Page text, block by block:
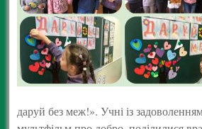
даруй без меж!». Учні із